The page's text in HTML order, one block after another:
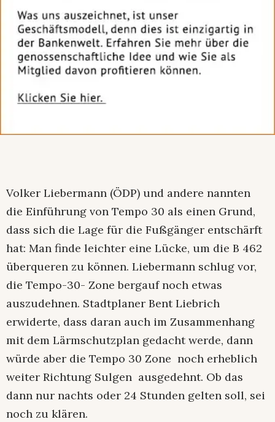
Volker Liebermann (ÖDP) und andere nannten
die Einführung von Tempo 30 als einen Grund,
dass sich die Lage für die Fußgänger entschärft
hat: Man finde leichter eine Lücke, um die B 462
überqueren zu können. Liebermann schlug vor,
die Tempo-30- Zone bergauf noch etwas
auszudehnen. Stadtplaner Bent Liebrich
erwiderte, dass daran auch im Zusammenhang
mit dem Lärmschutzplan gedacht werde, dann
würde aber die Tempo 30 Zone noch erheblich
weiter Richtung Sulgen ausgedehnt. Ob das
dann nur nachts oder 24 Stunden gelten soll, sei
noch zu klären.